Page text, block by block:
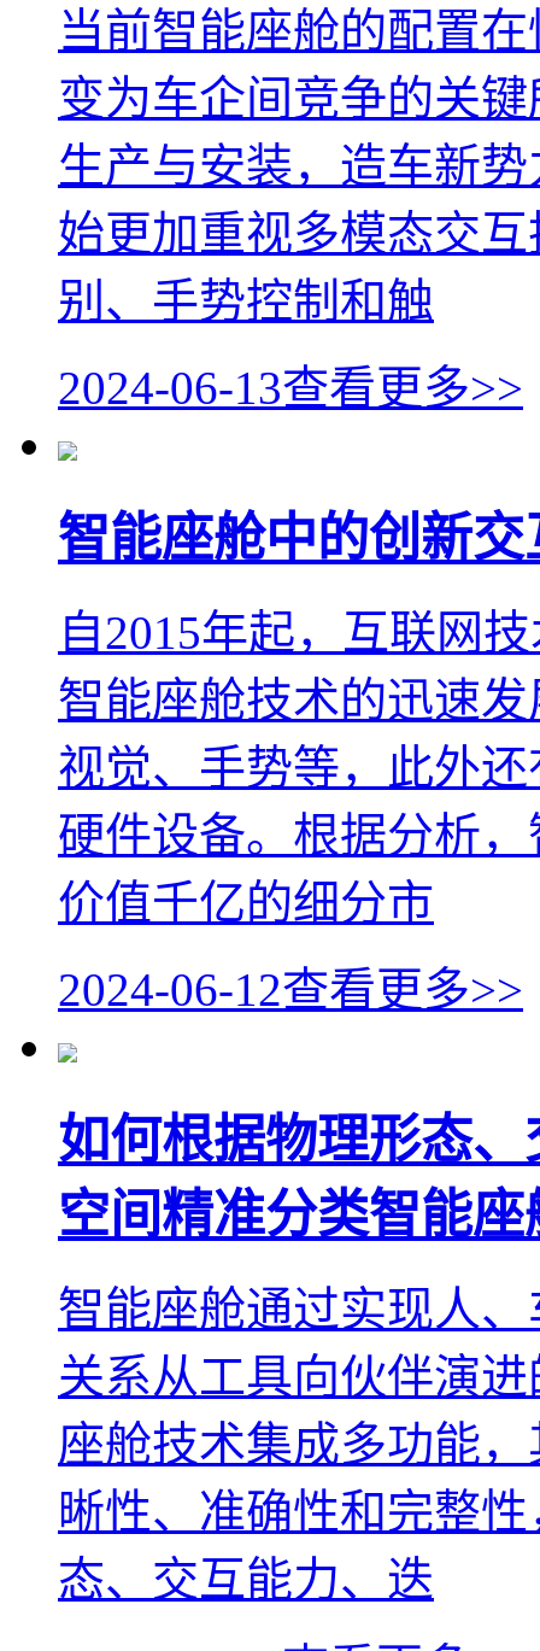
当前智能座舱的配置
变为车企间竞争的关
生产与安装，造车新
始更加重视多模态交
别、手势控制和触
2024-06-13查看更多>>
智能座舱中的创新交
自2015年起，互联网
智能座舱技术的迅速
视觉、手势等，此外
硬件设备。根据分析
价值千亿的细分市
2024-06-12查看更多>>
如何根据物理形态
空间精准分类智能座
智能座舱通过实现人
关系从工具向伙伴演
座舱技术集成多功能
晰性、准确性和完整
态、交互能力、迭